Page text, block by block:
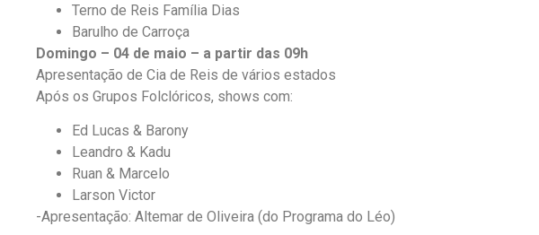
Terno de Reis Família Dias
Barulho de Carroça
Domingo – 04 de maio – a partir das 09h
Apresentação de Cia de Reis de vários estados
Após os Grupos Folclóricos, shows com:
Ed Lucas & Barony
Leandro & Kadu
Ruan & Marcelo
Larson Victor
-Apresentação: Altemar de Oliveira (do Programa do Léo)